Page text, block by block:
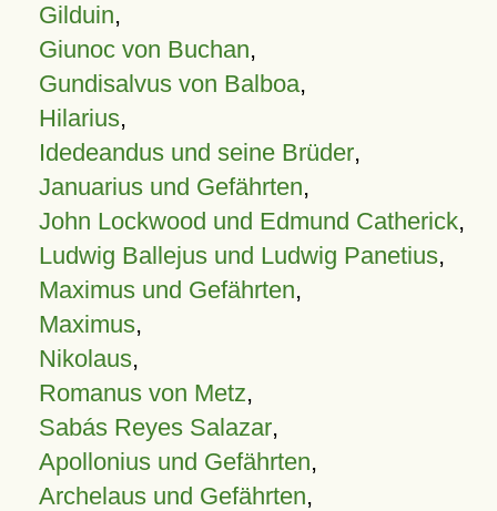
Gilduin,
Giunoc von Buchan,
Gundisalvus von Balboa,
Hilarius,
Idedeandus und seine Brüder,
Januarius und Gefährten,
John Lockwood und Edmund Catherick,
Ludwig Ballejus und Ludwig Panetius,
Maximus und Gefährten,
Maximus,
Nikolaus,
Romanus von Metz,
Sabás Reyes Salazar,
Apollonius und Gefährten,
Archelaus und Gefährten,